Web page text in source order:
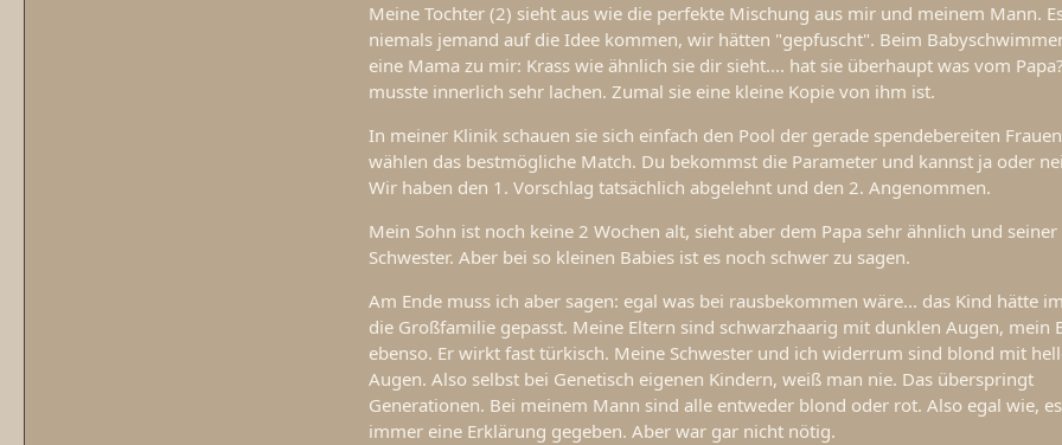
Meine Tochter (2) sieht aus wie die perfekte Mischung aus mir und meinem Mann.
niemals jemand auf die Idee kommen, wir hätten "gepfuscht". Beim
eine Mama zu mir: Krass wie ähnlich sie dir sieht.... hat sie überhaupt was vom
musste innerlich sehr lachen. Zumal sie eine kleine Kopie von ihm ist.
In meiner Klinik schauen sie sich einfach den Pool der gerade spendebereiten
wählen das bestmögliche Match. Du bekommst die Parameter und kannst ja oder
Wir haben den 1. Vorschlag tatsächlich abgelehnt und den 2. Angenommen.
Mein Sohn ist noch keine 2 Wochen alt, sieht aber dem Papa sehr ähnlich und seiner
Schwester. Aber bei so kleinen Babies ist es noch schwer zu sagen.
Am Ende muss ich aber sagen: egal was bei rausbekommen wäre... das Kind hätte
die Großfamilie gepasst. Meine Eltern sind schwarzhaarig mit dunklen Augen, mein
ebenso. Er wirkt fast türkisch. Meine Schwester und ich widerrum sind blond mit
Augen. Also selbst bei Genetisch eigenen Kindern, weiß man nie. Das überspringt
Generationen. Bei meinem Mann sind alle entweder blond oder rot. Also egal wie,
immer eine Erklärung gegeben. Aber war gar nicht nötig.